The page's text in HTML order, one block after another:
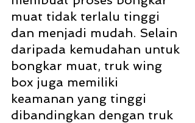
muat tidak terlalu tinggi
dan menjadi mudah. Selain
daripada kemudahan untuk
bongkar muat, truk wing
box juga memiliki
keamanan yang tinggi
dibandingkan dengan truk